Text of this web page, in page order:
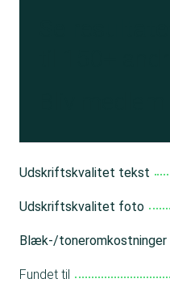
Udskriftskvalitet tekst
Udskriftskvalitet foto
Blæk-/toneromkostninger
Fundet til